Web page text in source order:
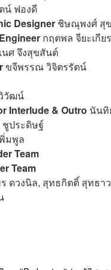
วัตน์ ฟองดี
Designer ชิษณุพงศ์ สุ
กฤตพล จียะเกีย
ศ จึงสุขสันต์
ขจีพรรณ วิจิตรรัตน์
วัฒน์
Interlude & Outro นันทิ
ชูประดิษฐ์
มพูล
Team
Team
ดวงนิล, สุทธกิตติ์​ สุทธ